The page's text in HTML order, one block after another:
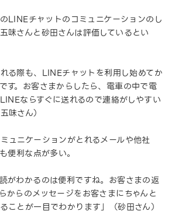
LINEチャットのコミュニケーションのし
味さんと砂田さんは評価しているとい
れる際も、LINEチャットを利用し始めてか
す。お客さまからしたら、電車の中で電
ならすぐに送れるので連絡がしやすい
味さん）
ュニケーションがとれるメールや他社
便利な点が多い。
がわかるのは便利ですね。お客さまの返
からのメッセージをお客さまにちゃんと
ことが一目でわかります」（砂田さん）